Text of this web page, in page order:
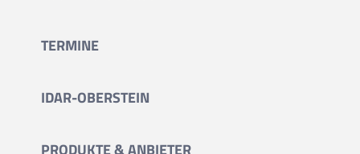
TERMINE
IDAR-OBERSTEIN
PRODUKTE & ANBIETER